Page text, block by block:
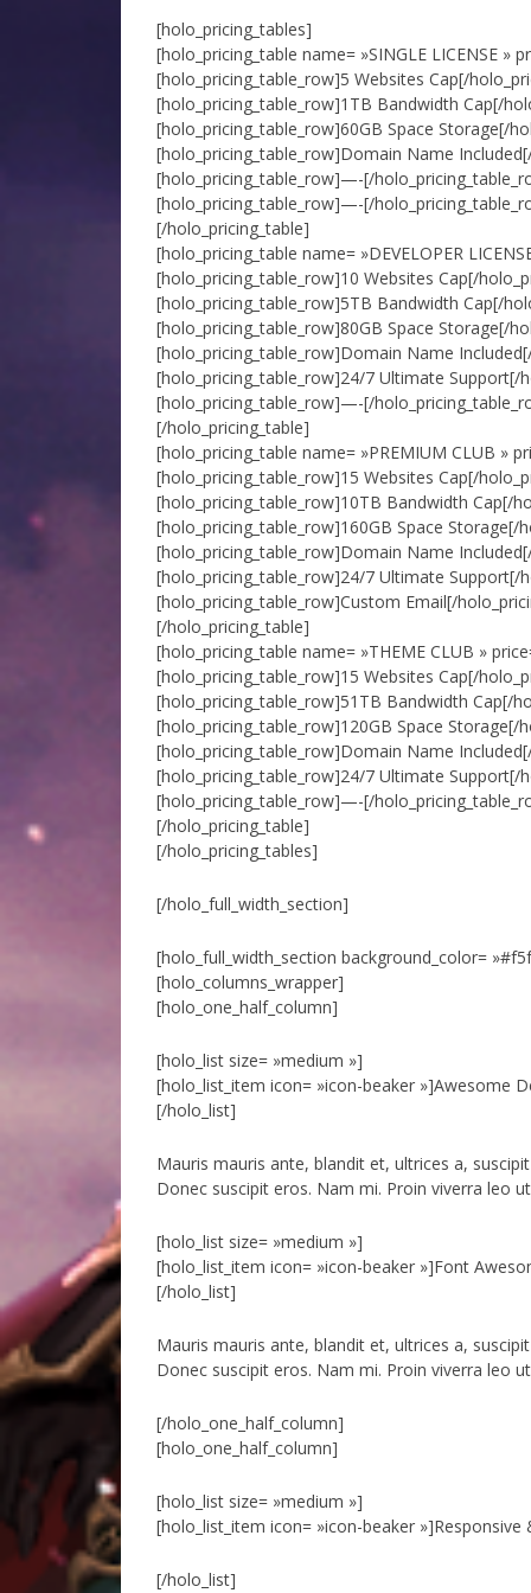
[holo_pricing_tables]
[holo_pricing_table name= »SINGLE LICENSE »
[holo_pricing_table_row]5 Websites Cap[/
[holo_pricing_table_row]1TB Bandwidth Cap[/
[holo_pricing_table_row]60GB Space Storage[/
[holo_pricing_table_row]Domain Name
[holo_pricing_table_row]—-[/
[holo_pricing_table_row]—-[/
[/holo_pricing_table]
[holo_pricing_table name= »DEVELOPER
[holo_pricing_table_row]10 Websites Cap[/
[holo_pricing_table_row]5TB Bandwidth Cap[/
[holo_pricing_table_row]80GB Space Storage[/
[holo_pricing_table_row]Domain Name
[holo_pricing_table_row]24/7 Ultimate Support[/
[holo_pricing_table_row]—-[/
[/holo_pricing_table]
[holo_pricing_table name= »PREMIUM CLUB »
[holo_pricing_table_row]15 Websites Cap[/
[holo_pricing_table_row]10TB Bandwidth Cap[/
[holo_pricing_table_row]160GB Space Storage[/
[holo_pricing_table_row]Domain Name
[holo_pricing_table_row]24/7 Ultimate Support[/
[holo_pricing_table_row]Custom Email[/
[/holo_pricing_table]
[holo_pricing_table name= »THEME CLUB »
[holo_pricing_table_row]15 Websites Cap[/
[holo_pricing_table_row]51TB Bandwidth Cap[/
[holo_pricing_table_row]120GB Space Storage[/
[holo_pricing_table_row]Domain Name
[holo_pricing_table_row]24/7 Ultimate Support[/
[holo_pricing_table_row]—-[/
[/holo_pricing_table]
[/holo_pricing_tables]
[/holo_full_width_section]
[holo_full_width_section background_color=
[holo_columns_wrapper]
[holo_one_half_column]
[holo_list size= »medium »]
[holo_list_item icon= »icon-beaker »]Awesome
[/holo_list]
Mauris mauris ante, blandit et, ultrices a,
Donec suscipit eros. Nam mi. Proin viverra leo
[holo_list size= »medium »]
[holo_list_item icon= »icon-beaker »]Font
[/holo_list]
Mauris mauris ante, blandit et, ultrices a,
Donec suscipit eros. Nam mi. Proin viverra leo
[/holo_one_half_column]
[holo_one_half_column]
[holo_list size= »medium »]
[holo_list_item icon= »icon-beaker
[/holo_list]